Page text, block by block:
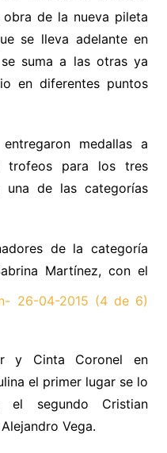
de la nueva pileta
se lleva adelante en
suma a las otras ya
en diferentes puntos
medallas a
trofeos para los tres
una de las categorías
de la categoría
Martínez, con el
y Cinta Coronel en
el primer lugar se lo
el segundo Cristian
Vega.